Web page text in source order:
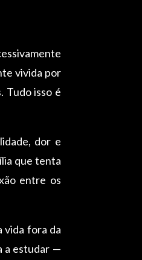
vivida por
Tudo isso é
dor e
que tenta
entre os
vida fora da
a estudar —